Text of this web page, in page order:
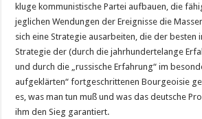
kluge kommunistische Partei aufbauen, die
jeglichen Wendungen der Ereignisse die
sich eine Strategie ausarbeiten, die der besten
Strategie der (durch die jahrhundertelange
und durch die „russische Erfahrung“ im
aufgeklärten“ fortgeschrittenen Bourgeoisie
es, was man tun muß und was das deutsche
ihm den Sieg garantiert.